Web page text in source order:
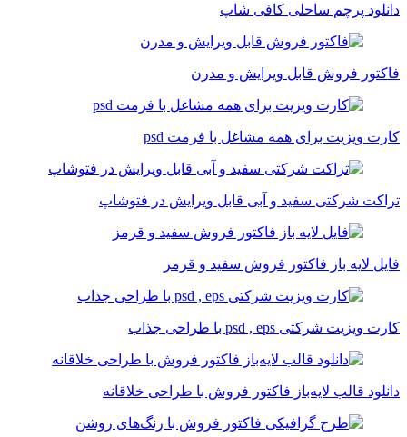
دانلود پرچم ساحلی کافی شاپ
فاکتور فروش قابل ویرایش و مدرن
کارت ویزیت برای همه مشاغل با فرمت psd
تراکت شرکتی سفید و آبی قابل ویرایش در فتوشاپ
فایل لایه باز فاکتور فروش سفید و قرمز
کارت ویزیت شرکتی psd , eps با طراحی جذاب
دانلود قالب لایه‌باز فاکتور فروش با طراحی خلاقانه